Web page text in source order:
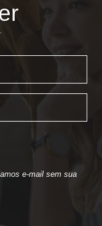
e-mail sem sua